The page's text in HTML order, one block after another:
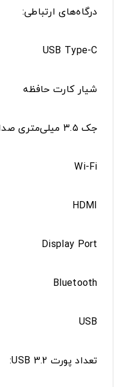
درگاه‌های ارتباطی:
USB Type-C
شیار کارت حافظه
جک ۳.۵ میلی‌متری صدا
Wi-Fi
HDMI
Display Port
Bluetooth
USB
تعداد پورت USB 3.2: